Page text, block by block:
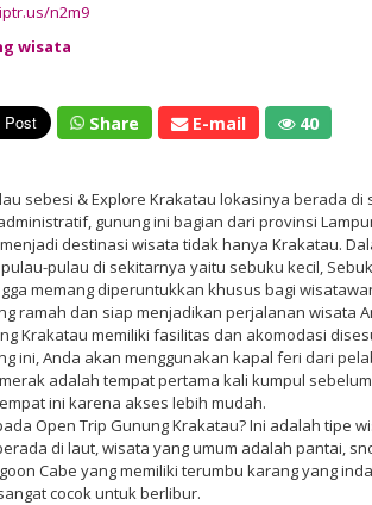
n2m9
wisata
Share E-mail 40
sebesi & Explore Krakatau lokasinya berada
gunung ini bagian dari provinsi
destinasi wisata tidak hanya Krakatau.
pulau di sekitarnya yaitu sebuku kecil,
memang diperuntukkan khusus bagi
ramah dan siap menjadikan perjalanan wisata
Krakatau memiliki fasilitas dan akomodasi
ini, Anda akan menggunakan kapal feri dari
adalah tempat pertama kali kumpul
ini karena akses lebih mudah.
Open Trip Gunung Krakatau? Ini adalah tipe
di laut, wisata yang umum adalah pantai,
Cabe yang memiliki terumbu karang yang
cocok untuk berlibur.